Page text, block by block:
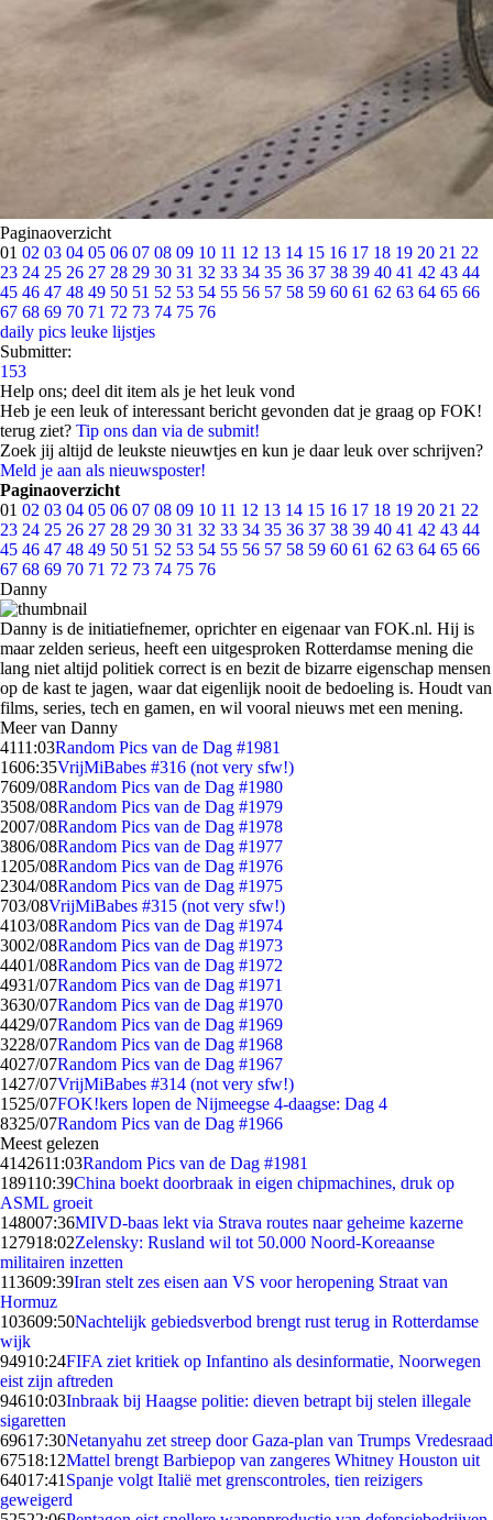
Paginaoverzicht
01 02 03 04 05 06 07 08 09 10 11 12 13 14 15 16 17 18 19 20 21 22
23 24 25 26 27 28 29 30 31 32 33 34 35 36 37 38 39 40 41 42 43 44
45 46 47 48 49 50 51 52 53 54 55 56 57 58 59 60 61 62 63 64 65 66
67 68 69 70 71 72 73 74 75 76
daily pics leuke lijstjes
Submitter:
153
Help ons; deel dit item als je het leuk vond
Heb je een leuk of interessant bericht gevonden dat je graag op FOK!
terug ziet? Tip ons dan via de submit!
Zoek jij altijd de leukste nieuwtjes en kun je daar leuk over schrijven?
Meld je aan als nieuwsposter!
Paginaoverzicht
01 02 03 04 05 06 07 08 09 10 11 12 13 14 15 16 17 18 19 20 21 22
23 24 25 26 27 28 29 30 31 32 33 34 35 36 37 38 39 40 41 42 43 44
45 46 47 48 49 50 51 52 53 54 55 56 57 58 59 60 61 62 63 64 65 66
67 68 69 70 71 72 73 74 75 76
Danny
Danny is de initiatiefnemer, oprichter en eigenaar van FOK.nl. Hij is
maar zelden serieus, heeft een uitgesproken Rotterdamse mening die
lang niet altijd politiek correct is en bezit de bizarre eigenschap mensen
op de kast te jagen, waar dat eigenlijk nooit de bedoeling is. Houdt van
films, series, tech en gamen, en wil vooral nieuws met een mening.
Meer van Danny
4111:03Random Pics van de Dag #1981
1606:35VrijMiBabes #316 (not very sfw!)
7609/08Random Pics van de Dag #1980
3508/08Random Pics van de Dag #1979
2007/08Random Pics van de Dag #1978
3806/08Random Pics van de Dag #1977
1205/08Random Pics van de Dag #1976
2304/08Random Pics van de Dag #1975
703/08VrijMiBabes #315 (not very sfw!)
4103/08Random Pics van de Dag #1974
3002/08Random Pics van de Dag #1973
4401/08Random Pics van de Dag #1972
4931/07Random Pics van de Dag #1971
3630/07Random Pics van de Dag #1970
4429/07Random Pics van de Dag #1969
3228/07Random Pics van de Dag #1968
4027/07Random Pics van de Dag #1967
1427/07VrijMiBabes #314 (not very sfw!)
1525/07FOK!kers lopen de Nijmeegse 4-daagse: Dag 4
8325/07Random Pics van de Dag #1966
Meest gelezen
4142611:03Random Pics van de Dag #1981
189110:39China boekt doorbraak in eigen chipmachines, druk op
ASML groeit
148007:36MIVD-baas lekt via Strava routes naar geheime kazerne
127918:02Zelensky: Rusland wil tot 50.000 Noord-Koreaanse
militairen inzetten
113609:39Iran stelt zes eisen aan VS voor heropening Straat van
Hormuz
103609:50Nachtelijk gebiedsverbod brengt rust terug in Rotterdamse
wijk
94910:24FIFA ziet kritiek op Infantino als desinformatie, Noorwegen
eist zijn aftreden
94610:03Inbraak bij Haagse politie: dieven betrapt bij stelen illegale
sigaretten
69617:30Netanyahu zet streep door Gaza-plan van Trumps Vredesraad
67518:12Mattel brengt Barbiepop van zangeres Whitney Houston uit
64017:41 Spanje volgt Italië met grenscontroles, tien reizigers
geweigerd